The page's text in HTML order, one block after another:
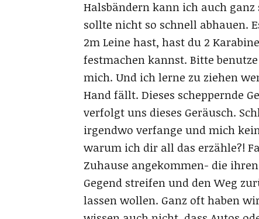
Halsbändern kann ich auch
sollte nicht so schnell abhauen.
2m Leine hast, hast du 2
festmachen kannst. Bitte
mich. Und ich lerne zu ziehen
Hand fällt. Dieses scheppernde
verfolgt uns dieses Geräusch.
irgendwo verfange und mich
warum ich dir all das erzähle?!
Zuhause angekommen- die
Gegend streifen und den Weg
lassen wollen. Ganz oft haben